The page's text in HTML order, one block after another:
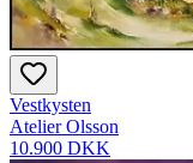
Vestkysten
Atelier Olsson
10.900 DKK